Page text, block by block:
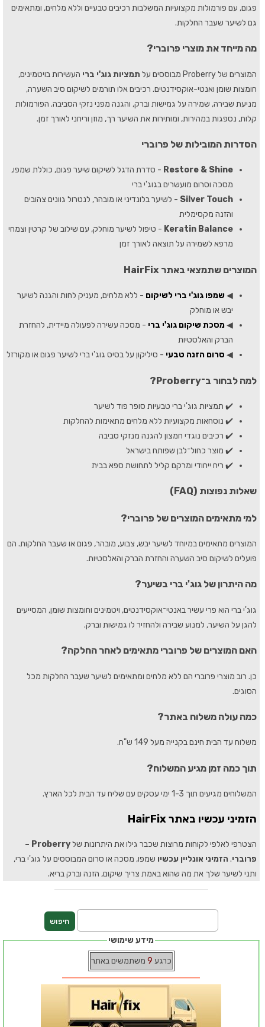
פגום, עם פורמולות מקצועיות המשלבות רכיבים טבעיים וללא מלחים, ומתאימים
גם לשיער שעבר החלקות.
מה מייחד את מוצרי פרוברי?
המוצרים של Proberry מבוססים על תמציות גוג'י ברי העשירות בויטמינים,
חומצות שומן ואנטי-אוקסידנטים. רכיבים אלו תורמים לשיקום סיב השערה,
מניעת שבירה, שמירה על גמישות וברק, והגנה מפני נזקי הסביבה. הפורמולות
קלות, נספגות במהירות, ומותירות את השיער רך, מוזן וריחני לאורך זמן.
הסדרות המובילות של פרוברי
Restore & Shine - סדרת הדגל לשיקום שיער פגום, כוללת שמפו,
מסכה וסרום מועשרים בגוג'י ברי
Silver Touch - לשיער בלונדיני או מובהר, לנטרול גוונים צהובים
והזנה מקסימלית
Keratin Balance - טיפול לשיער מוחלק, עם שילוב של קרטין וצמחי
מרפא לשמירה על תוצאה לאורך זמן
המוצרים שתמצאי באתר HairFix
◀ שמפו גוג'י ברי לשיקום - ללא מלחים, מעניק לחות והגנה לשיער
יבש או מוחלק
◀ מסכת שיקום גוג'י ברי - מסכה עשירה לפעולה מיידית, להחזרת
הברק והאלסטיות
◀ סרום הזנה טבעי - סיליקון על בסיס גוג'י ברי לשיער פגום או מקורזל
למה לבחור ב־Proberry?
✔️ תמציות גוג'י ברי טבעיות סופר פוד לשיער
✔️ נוסחאות מקצועיות ללא מלחים מתאימות להחלקות
✔️ רכיבים נוגדי חמצון להגנה מנזקי סביבה
✔️ מוצר כחול־לבן שפותח בישראל
✔️ ריח ייחודי ומרקם קליל לתחושת ספא בבית
שאלות נפוצות (FAQ)
למי מתאימים המוצרים של פרוברי?
המוצרים מתאימים במיוחד לשיער יבש, צבוע, מובהר, פגום או שעבר החלקות. הם
פועלים לשיקום סיב השערה והחזרת הברק והאלסטיות.
מה היתרון של גוג'י ברי בשיער?
גוג'י ברי הוא פרי עשיר באנטי־אוקסידנטים, ויטמינים וחומצות שומן, המסייעים
להגן על השיער, למנוע שבירה ולהחזיר לו גמישות וברק.
האם המוצרים של פרוברי מתאימים לאחר החלקה?
כן. רוב מוצרי פרוברי הם ללא מלחים ומתאימים לשיער שעבר החלקות מכל
הסוגים.
כמה עולה משלוח באתר?
משלוח עד הבית חינם בקנייה מעל 149 ש"ח.
תוך כמה זמן מגיע המשלוח?
המשלוחים מגיעים תוך 1-3 ימי עסקים עם שליח עד הבית לכל הארץ.
הזמיני עכשיו באתר HairFix
הצטרפי לאלפי לקוחות מרוצות שכבר גילו את היתרונות של
Proberry –
פרוברי. הזמיני אונליין עכשיו שמפו, מסכה או סרום המבוססים על גוג'י ברי,
ותני לשיער שלך את מה שהוא באמת צריך שיקום, הזנה וברק בריא.
מידע שימושי
כרגע 9 משתמשים באתר